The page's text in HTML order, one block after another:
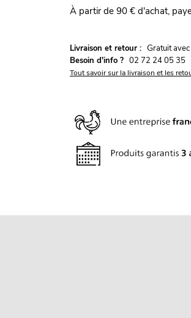
À partir de 90 € d'achat,
Livraison et retour : Gratuit
Besoin d'info ? 02 72 24 05 35
Tout savoir sur la livraison et les